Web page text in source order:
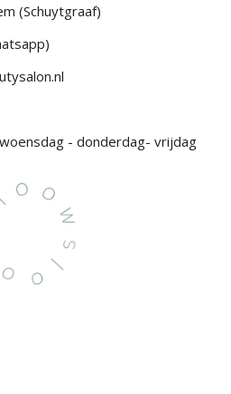
(Schuytgraaf)
- donderdag- vrijdag